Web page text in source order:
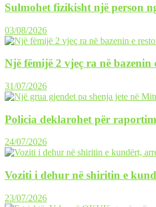
Sulmohet fizikisht një person
03/08/2026
Një fëmijë 2 vjeç ra në
31/07/2026
Policia deklarohet për
24/07/2026
Voziti i dehur në shiritin e
23/07/2026